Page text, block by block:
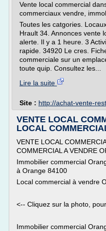
Vente local commercial
commerciaux vendre,
Toutes les catgories.
Hrault 34. Annonces vente
alerte. Il y a 1 heure. 3
rapide. 34920 Le cres.
commerciale sur un
toute quip. Consultez les...
Lire la suite
Site : http://achat-vente-
VENTE LOCAL
LOCAL
VENTE LOCAL
COMMERCIAL A VENDRE
Immobilier commercial
à Orange 84100
Local commercial à vendre
<-- Cliquez sur la photo,
Immobilier commercial